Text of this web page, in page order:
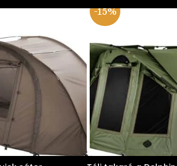
-15%